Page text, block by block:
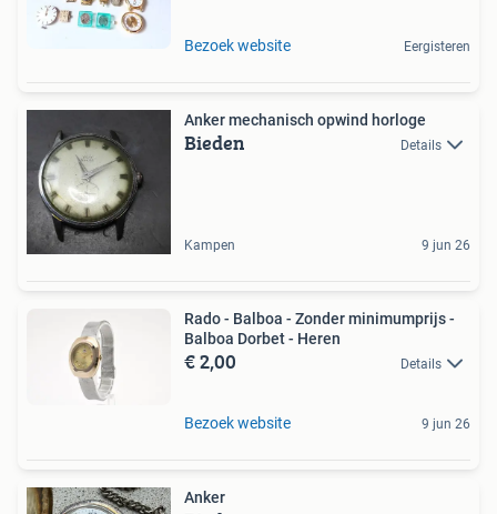
Bezoek website Eergisteren
Anker mechanisch opwind horloge
Bieden Details
Kampen 9 jun 26
Rado - Balboa - Zonder minimumprijs -
Balboa Dorbet - Heren
€ 2,00 Details
Bezoek website 9 jun 26
Anker